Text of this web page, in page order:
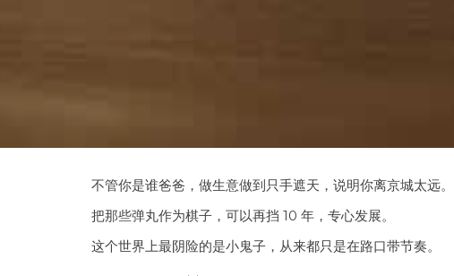
不管你是谁爸爸，做生意做到只手遮天，说明你离京城太远。
把那些弹丸作为棋子，可以再挡 10 年，专心发展。
这个世界上最阴险的是小鬼子，从来都只是在路口带节奏。